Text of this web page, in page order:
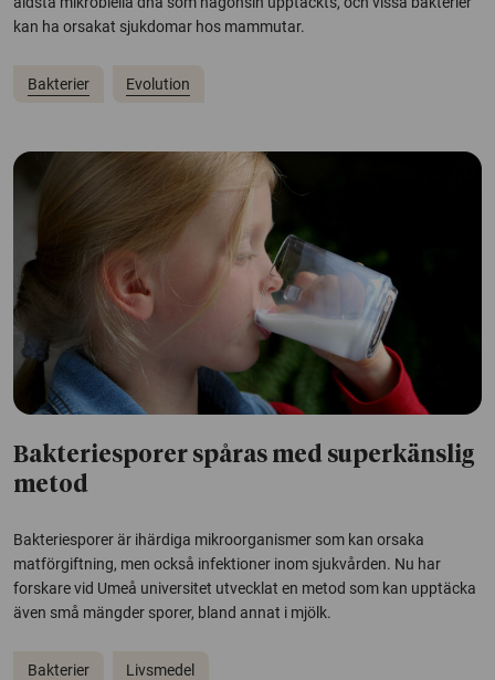
kan ha orsakat sjukdomar hos mammutar.
Bakterier Evolution
Bakteriesporer spåras med superkänslig
metod
Bakteriesporer är ihärdiga mikroorganismer som kan orsaka
matförgiftning, men också infektioner inom sjukvården. Nu har
forskare vid Umeå universitet utvecklat en metod som kan upptäcka
även små mängder sporer, bland annat i mjölk.
Bakterier Livsmedel